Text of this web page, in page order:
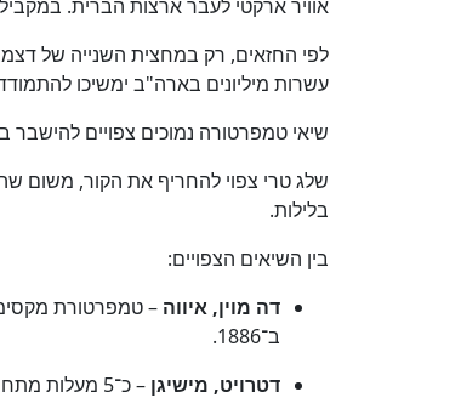
אוויר ארקטי לעבר ארצות הברית.
לפי החזאים, רק במחצית השנייה של
עשרות מיליונים בארה"ב ימשיכו
שיאי טמפרטורה נמוכים צפויים להישבר בכ־40 תחנות מדידה, מאזור נברסקה ועד
שלג טרי צפוי להחריף את הקור, משום
בלילות.
בין השיאים הצפויים:
דה מוין, איווה
ב־1886.
דטרויט, מישיגן – כ־5 מעלות מתחת לאפס צלזיוס, עשוי להשוות או לשבור שיא מ־1895.